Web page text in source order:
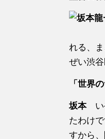
れる、
ぜい渋
「世界
坂本
たわけ
すから